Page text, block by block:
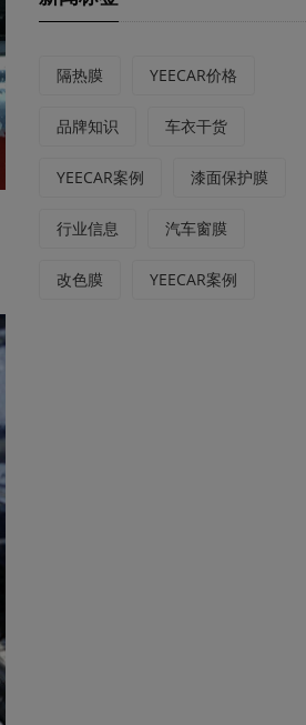
隔热膜 YEECAR价格
品牌知识 车衣干货
YEECAR案例 漆面保护膜
行业信息 汽车窗膜
改色膜 YEECAR案例